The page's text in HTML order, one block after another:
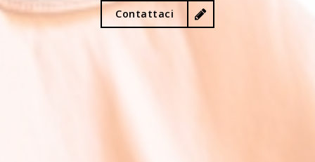
Contattaci